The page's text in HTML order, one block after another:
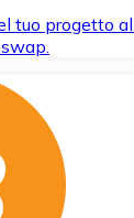
tuo progetto